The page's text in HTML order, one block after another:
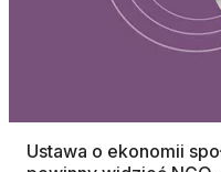
Ustawa o ekonomii